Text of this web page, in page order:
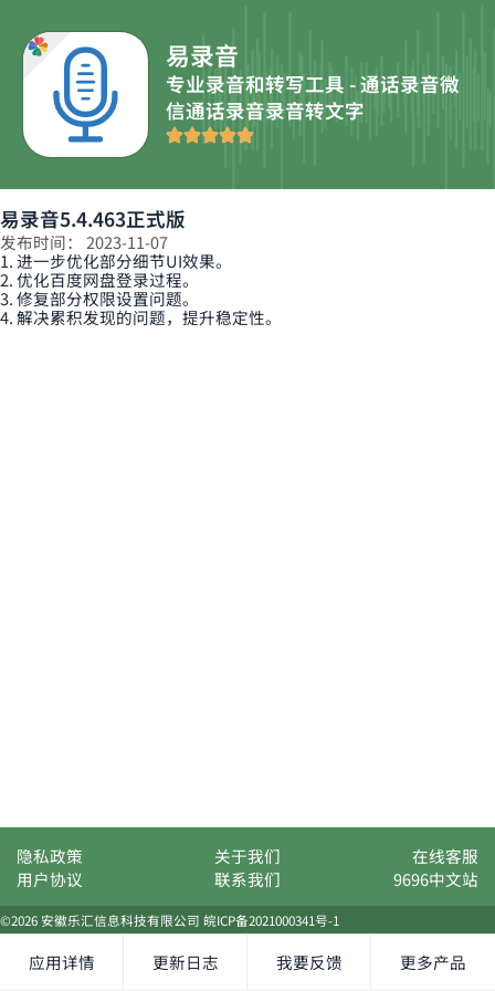
易录音
专业录音和转写工具 - 通话录音微
信通话录音录音转文字
易录音5.4.463正式版
发布时间：
2023-11-07
1. 进一步优化部分细节UI效果。
2. 优化百度网盘登录过程。
3. 修复部分权限设置问题。
4. 解决累积发现的问题，提升稳定性。
隐私政策
用户协议
关于我们
联系我们
在线客服
9696中文站
©2026 安徽乐汇信息科技有限公司 皖ICP备2021000341号-1
应用详情 更新日志 我要反馈 更多产品